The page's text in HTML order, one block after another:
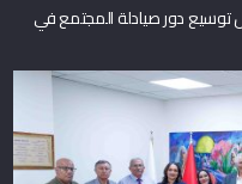
دور صيادلة المجتمع في